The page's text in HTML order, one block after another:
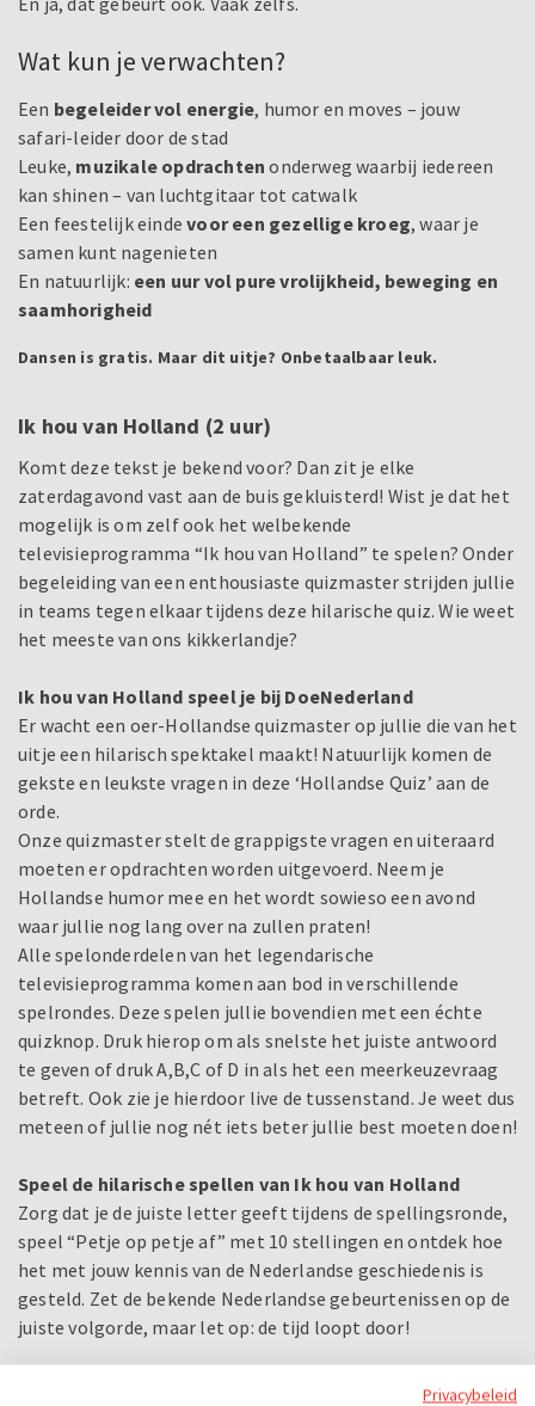
Wat kun je verwachten?
Een begeleider vol energie, humor en moves – jouw
safari-leider door de stad
Leuke, muzikale opdrachten onderweg waarbij iedereen
kan shinen – van luchtgitaar tot catwalk
Een feestelijk eindevoor een gezellige kroeg, waar je
samen kunt nagenieten
En natuurlijk: een uur vol pure vrolijkheid, beweging en
saamhorigheid
Dansen is gratis. Maar dit uitje? Onbetaalbaar leuk.
Ik hou van Holland (2 uur)
Komt deze tekst je bekend voor? Dan zit je elke
zaterdagavond vast aan de buis gekluisterd! Wist je dat het
mogelijk is om zelf ook het welbekende
televisieprogramma “Ik hou van Holland” te spelen? Onder
begeleiding van een enthousiaste quizmaster strijden jullie
in teams tegen elkaar tijdens deze hilarische quiz. Wie weet
het meeste van ons kikkerlandje?
Ik hou van Holland speel je bij DoeNederland
Er wacht een oer-Hollandse quizmaster op jullie die van het
uitje een hilarisch spektakel maakt! Natuurlijk komen de
gekste en leukste vragen in deze ‘Hollandse Quiz’ aan de
orde.
Onze quizmaster stelt de grappigste vragen en uiteraard
moeten er opdrachten worden uitgevoerd. Neem je
Hollandse humor mee en het wordt sowieso een avond
waar jullie nog lang over na zullen praten!
Alle spelonderdelen van het legendarische
televisieprogramma komen aan bod in verschillende
spelrondes. Deze spelen jullie bovendien met een échte
quizknop. Druk hierop om als snelste het juiste antwoord
te geven of druk A,B,C of D in als het een meerkeuzevraag
betreft. Ook zie je hierdoor live de tussenstand. Je weet dus
meteen of jullie nog nét iets beter jullie best moeten doen!
Speel de hilarische spellen van Ik hou van Holland
Zorg dat je de juiste letter geeft tijdens de spellingsronde,
speel “Petje op petje af” met 10 stellingen en ontdek hoe
het met jouw kennis van de Nederlandse geschiedenis is
gesteld. Zet de bekende Nederlandse gebeurtenissen op de
juiste volgorde, maar let op: de tijd loopt door!
Ook aan muziek is tijdens Ik hou van Holland geen gebrek.
Privacybeleid